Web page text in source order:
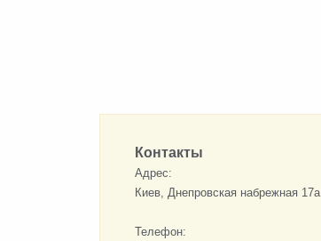
Контакты
Адрес:
Киев, Днепровская набрежная 17а
Телефон: